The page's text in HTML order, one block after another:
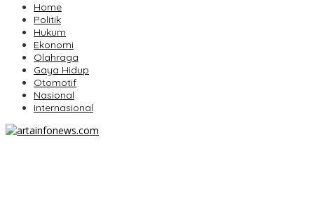
Home
Politik
Hukum
Ekonomi
Olahraga
Gaya Hidup
Otomotif
Nasional
Internasional